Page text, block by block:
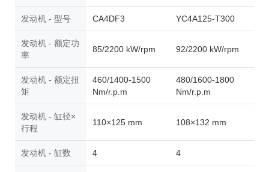
发动机 - 型号 CA4DF3 YC4A125-T300
发动机 - 额定功
率
85/2200 kW/rpm 92/2200 kW/rpm
发动机 - 额定扭
矩
460/1400-1500
Nm/r.p.m
480/1600-1800
Nm/r.p.m
发动机 - 缸径×
行程
110×125 mm 108×132 mm
发动机 - 缸数 4 4